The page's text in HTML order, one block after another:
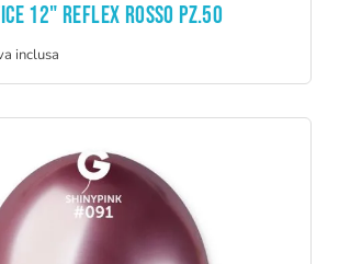
12" REFLEX ROSSO PZ.50
inclusa